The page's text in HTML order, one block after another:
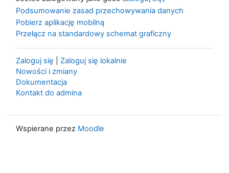
Podsumowanie zasad przechowywania danych
Pobierz aplikację mobilną
Przełącz na standardowy schemat graficzny
Zaloguj się
Zaloguj się lokalnie
Nowości i zmiany
Dokumentacja
Kontakt do admina
Wspierane przez Moodle